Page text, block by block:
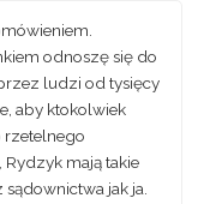
odnoszę się do
ludzi od tysięcy
aby ktokolwiek
rzetelnego
Rydzyk mają takie
jak ja.